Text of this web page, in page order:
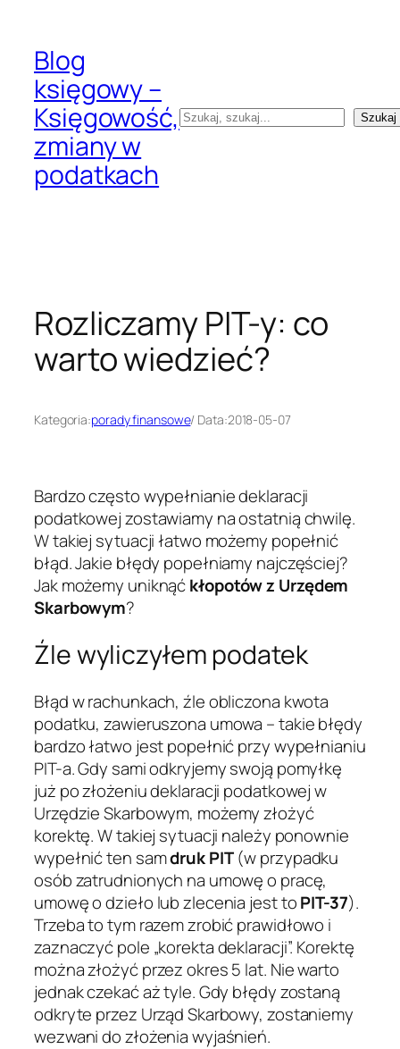
treściBlog
księgowy –
Księgowość,
zmiany w
podatkach
Szukaj Szukaj
Rozliczamy PIT-y: co
warto wiedzieć?
Kategoria:porady finansowe/ Data:2018-05-07
Bardzo często wypełnianie deklaracji
podatkowej zostawiamy na ostatnią chwilę.
W takiej sytuacji łatwo możemy popełnić
błąd. Jakie błędy popełniamy najczęściej?
Jak możemy uniknąćkłopotów z Urzędem
Skarbowym?
Źle wyliczyłem podatek
Błąd w rachunkach, źle obliczona kwota
podatku, zawieruszona umowa – takie błędy
bardzo łatwo jest popełnić przy wypełnianiu
PIT-a. Gdy sami odkryjemy swoją pomyłkę
już po złożeniu deklaracji podatkowej w
Urzędzie Skarbowym, możemy złożyć
korektę. W takiej sytuacji należy ponownie
wypełnić ten samdruk PIT(w przypadku
osób zatrudnionych na umowę o pracę,
umowę o dzieło lub zlecenia jest toPIT-37).
Trzeba to tym razem zrobić prawidłowo i
zaznaczyć pole „korekta deklaracji”. Korektę
można złożyć przez okres 5 lat. Nie warto
jednak czekać aż tyle. Gdy błędy zostaną
odkryte przez Urząd Skarbowy, zostaniemy
wezwani do złożenia wyjaśnień.